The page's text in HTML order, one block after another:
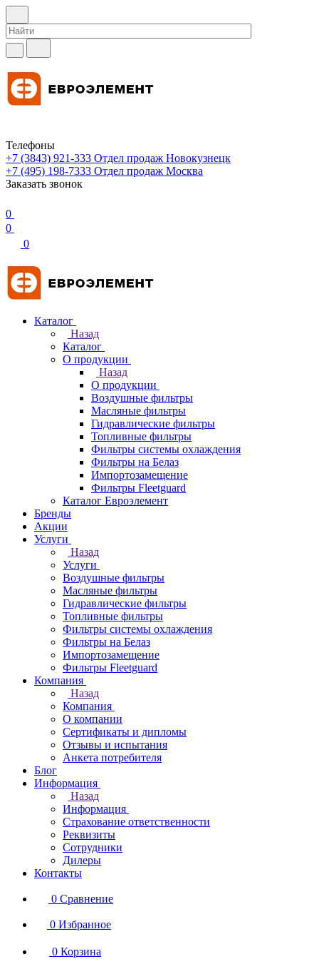
Телефоны
+7 (3843) 921-333 Отдел продаж Новокузнецк
+7 (495) 198-7333 Отдел продаж Москва
Заказать звонок
0
0
0
Каталог
Назад
Каталог
О продукции
Назад
О продукции
Воздушные фильтры
Масляные фильтры
Гидравлические фильтры
Топливные фильтры
Фильтры системы охлаждения
Фильтры на Белаз
Импортозамещение
Фильтры Fleetguard
Каталог Евроэлемент
Бренды
Акции
Услуги
Назад
Услуги
Воздушные фильтры
Масляные фильтры
Гидравлические фильтры
Топливные фильтры
Фильтры системы охлаждения
Фильтры на Белаз
Импортозамещение
Фильтры Fleetguard
Компания
Назад
Компания
О компании
Сертификаты и дипломы
Отзывы и испытания
Анкета потребителя
Блог
Информация
Назад
Информация
Страхование ответственности
Реквизиты
Сотрудники
Дилеры
Контакты
0 Сравнение
0 Избранное
0 Корзина